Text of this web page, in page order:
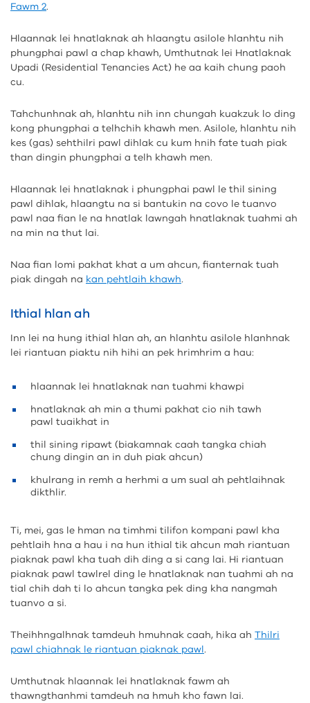
Fawm 2.
Hlaannak lei hnatlaknak ah hlaangtu asilole hlanhtu nih
phungphai pawl a chap khawh, Umthutnak lei Hnatlaknak
Upadi (Residential Tenancies Act) he aa kaih chung paoh
cu.
Tahchunhnak ah, hlanhtu nih inn chungah kuakzuk lo ding
kong phungphai a telhchih khawh men. Asilole, hlanhtu nih
kes (gas) sehthilri pawl dihlak cu kum hnih fate tuah piak
than dingin phungphai a telh khawh men.
Hlaannak lei hnatlaknak i phungphai pawl le thil sining
pawl dihlak, hlaangtu na si bantukin na covo le tuanvo
pawl naa fian le na hnatlak lawngah hnatlaknak tuahmi ah
na min na thut lai.
Naa fian lomi pakhat khat a um ahcun, fianternak tuah
piak dingah na kan pehtlaih khawh.
Ithial hlan ah
Inn lei na hung ithial hlan ah, an hlanhtu asilole hlanhnak
lei riantuan piaktu nih hihi an pek hrimhrim a hau:
hlaannak lei hnatlaknak nan tuahmi khawpi
hnatlaknak ah min a thumi pakhat cio nih tawh
pawl tuaikhat in
thil sining ripawt (biakamnak caah tangka chiah
chung dingin an in duh piak ahcun)
khulrang in remh a herhmi a um sual ah pehtlaihnak
dikthlir.
Ti, mei, gas le hman na timhmi tilifon kompani pawl kha
pehtlaih hna a hau i na hun ithial tik ahcun mah riantuan
piaknak pawl kha tuah dih ding a si cang lai. Hi riantuan
piaknak pawl tawlrel ding le hnatlaknak nan tuahmi ah na
tial chih dah ti lo ahcun tangka pek ding kha nangmah
tuanvo a si.
Theihhngalhnak tamdeuh hmuhnak caah, hika ah Thilri
pawl chiahnak le riantuan piaknak pawl.
Umthutnak hlaannak lei hnatlaknak fawm ah
thawngthanhmi tamdeuh na hmuh kho fawn lai.